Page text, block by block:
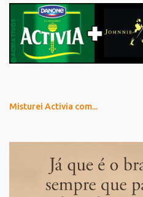
Misturei Activia com...